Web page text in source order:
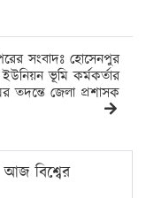
সংবাদঃ হোসেনপুর
ইউনিয়ন ভূমি কর্মকর্তার
তদন্তে জেলা প্রশাসক
আজ বিশ্বের